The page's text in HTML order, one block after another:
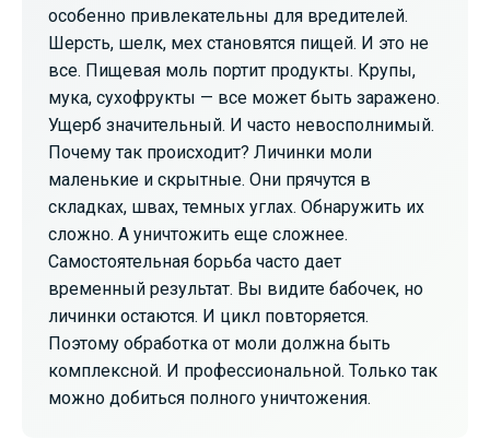
особенно привлекательны для вредителей.
Шерсть, шелк, мех становятся пищей. И это не
все. Пищевая моль портит продукты. Крупы,
мука, сухофрукты — все может быть заражено.
Ущерб значительный. И часто невосполнимый.
Почему так происходит? Личинки моли
маленькие и скрытные. Они прячутся в
складках, швах, темных углах. Обнаружить их
сложно. А уничтожить еще сложнее.
Самостоятельная борьба часто дает
временный результат. Вы видите бабочек, но
личинки остаются. И цикл повторяется.
Поэтому обработка от моли должна быть
комплексной. И профессиональной. Только так
можно добиться полного уничтожения.